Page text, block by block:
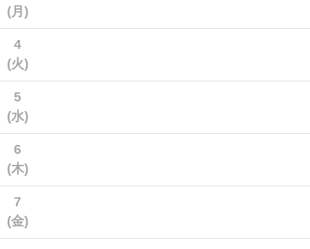
(月)
4
(火)
5
(水)
6
(木)
7
(金)